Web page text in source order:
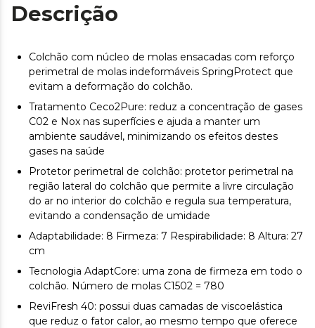
Descrição
Colchão com núcleo de molas ensacadas com reforço
perimetral de molas indeformáveis ​​SpringProtect que
evitam a deformação do colchão.
Tratamento Ceco2Pure: reduz a concentração de gases
C02 e Nox nas superfícies e ajuda a manter um
ambiente saudável, minimizando os efeitos destes
gases na saúde
Protetor perimetral de colchão: protetor perimetral na
região lateral do colchão que permite a livre circulação
do ar no interior do colchão e regula sua temperatura,
evitando a condensação de umidade
Adaptabilidade: 8 Firmeza: 7 Respirabilidade: 8 Altura: 27
cm
Tecnologia AdaptCore: uma zona de firmeza em todo o
colchão. Número de molas C1502 = 780
ReviFresh 40: possui duas camadas de viscoelástica
que reduz o fator calor, ao mesmo tempo que oferece